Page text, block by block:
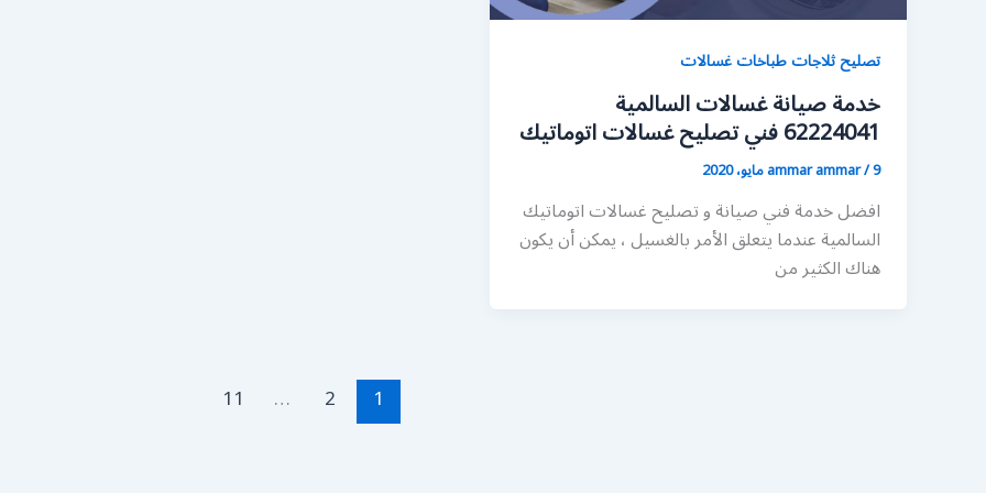
تصليح ثلاجات طباخات غسالات
خدمة صيانة غسالات السالمية
62224041 فني تصليح غسالات اتوماتيك
ammar ammar/9 مايو، 2020
افضل خدمة فني صيانة و تصليح غسالات اتوماتيك
السالمية عندما يتعلق الأمر بالغسيل ، يمكن أن يكون
هناك الكثير من
1
2
…
11